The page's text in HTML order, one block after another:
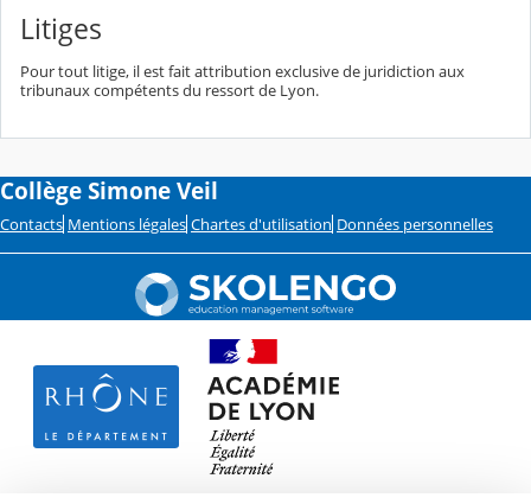
Litiges
Pour tout litige, il est fait attribution exclusive de juridiction aux
tribunaux compétents du ressort de Lyon.
Collège Simone Veil
Contacts Mentions légales Chartes d'utilisation Données personnelles